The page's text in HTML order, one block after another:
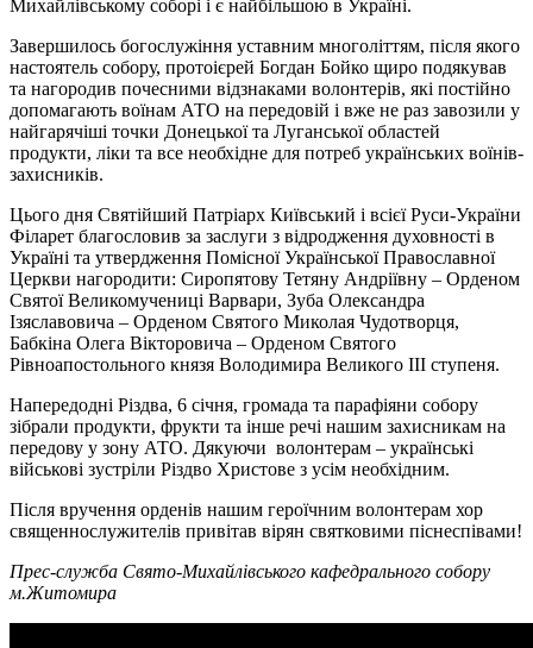
Михайлівському соборі і є найбільшою в Україні.
Завершилось богослужіння уставним многоліттям, після якого
настоятель собору, протоієрей Богдан Бойко щиро подякував
та нагородив почесними відзнаками волонтерів, які постійно
допомагають воїнам АТО на передовій і вже не раз завозили у
найгарячіші точки Донецької та Луганської областей
продукти, ліки та все необхідне для потреб українських воїнів-
захисників.
Цього дня Святійший Патріарх Київський і всієї Руси-України
Філарет благословив за заслуги з відродження духовності в
Україні та утвердження Помісної Української Православної
Церкви нагородити: Сиропятову Тетяну Андріївну – Орденом
Святої Великомучениці Варвари, Зуба Олександра
Ізяславовича – Орденом Святого Миколая Чудотворця,
Бабкіна Олега Вікторовича – Орденом Святого
Рівноапостольного князя Володимира Великого ІІІ ступеня.
Напередодні Різдва, 6 січня, громада та парафіяни собору
зібрали продукти, фрукти та інше речі нашим захисникам на
передову у зону АТО. Дякуючи волонтерам – українські
військові зустріли Різдво Христове з усім необхідним.
Після вручення орденів нашим героїчним волонтерам хор
священнослужителів привітав вірян святковими піснеспівами!
Прес-служба Свято-Михайлівського кафедрального собору
м.Житомира